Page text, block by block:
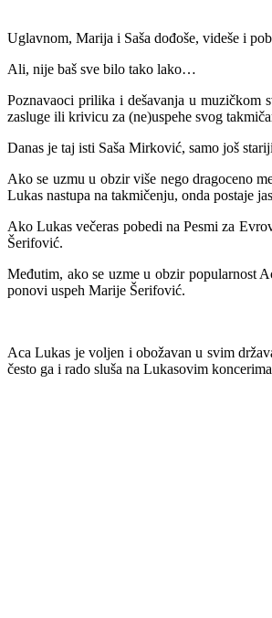
Uglavnom, Marija i Saša dođoše, videše i
Ali, nije baš sve bilo tako lako…
Poznavaoci prilika i dešavanja u muzičkom
zasluge ili krivicu za (ne)uspehe svog
Danas je taj isti Saša Mirković, samo još
Ako se uzmu u obzir više nego dragoceno
Lukas nastupa na takmičenju, onda postaje
Ako Lukas večeras pobedi na Pesmi za
Šerifović.
Međutim, ako se uzme u obzir popularnost
ponovi uspeh Marije Šerifović.
Aca Lukas je voljen i obožavan u svim
često ga i rado sluša na Lukasovim